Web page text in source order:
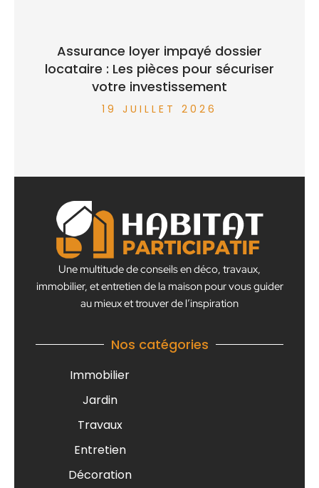
Assurance loyer impayé dossier
locataire : Les pièces pour sécuriser
votre investissement
19 JUILLET 2026
Une multitude de conseils en déco, travaux,
immobilier, et entretien de la maison pour vous guider
au mieux et trouver de l’inspiration
Nos catégories
Immobilier
Jardin
Travaux
Entretien
Décoration